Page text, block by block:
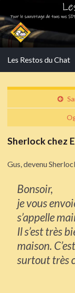
Les Restos du Chat
Sherlock chez
Gus, devenu
Bonsoir,
je vous
s’appelle
Il s’est très
maison.
surtout très